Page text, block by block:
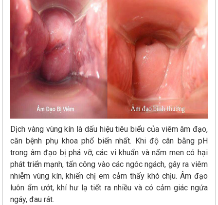
Dịch vàng vùng kín là dấu hiệu tiêu biểu của viêm âm đạo,
căn bệnh phụ khoa phổ biến nhất. Khi độ cân bằng pH
trong âm đạo bị phá vỡ, các vi khuẩn và nấm men có hại
phát triển mạnh, tấn công vào các ngóc ngách, gây ra viêm
nhiễm vùng kín, khiến chị em cảm thấy khó chịu. Âm đạo
luôn ẩm ướt, khí hư lạ tiết ra nhiều và có cảm giác ngứa
ngáy, đau rát.